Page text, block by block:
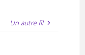
Un autre fil